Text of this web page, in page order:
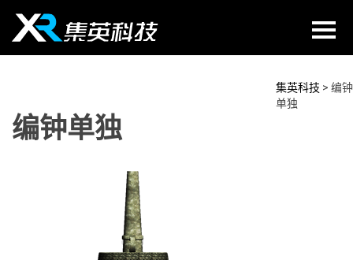
content
集英科技 > 编钟
单独
编钟单独